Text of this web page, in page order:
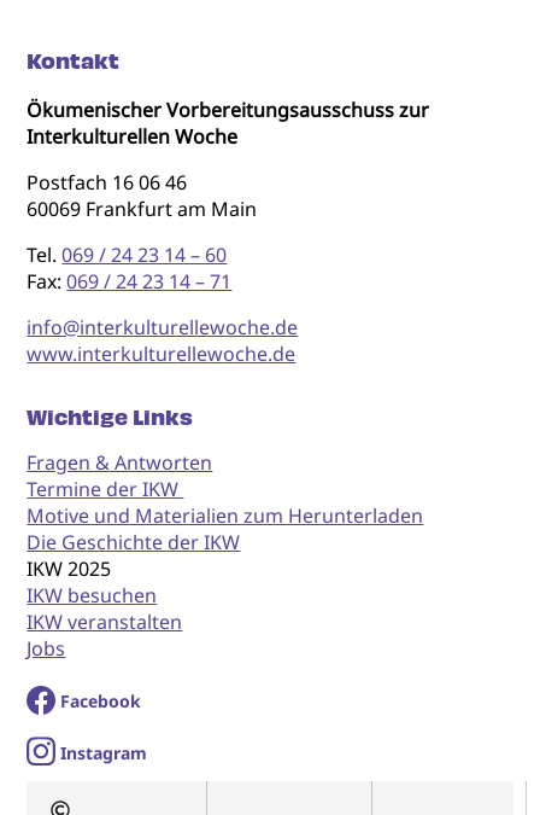
Kontakt
Ökumenischer Vorbereitungsausschuss zur
Interkulturellen Woche
Postfach 16 06 46
60069 Frankfurt am Main
Tel.069 / 24 23 14 – 60
Fax:069 / 24 23 14 – 71
info@interkulturellewoche.de
www.interkulturellewoche.de
Wichtige Links
Fragen & Antworten
Termine der IKW
Motive und Materialien zum Herunterladen
Die Geschichte der IKW
IKW 2025
IKW besuchen
IKW veranstalten
Jobs
Facebook
Instagram